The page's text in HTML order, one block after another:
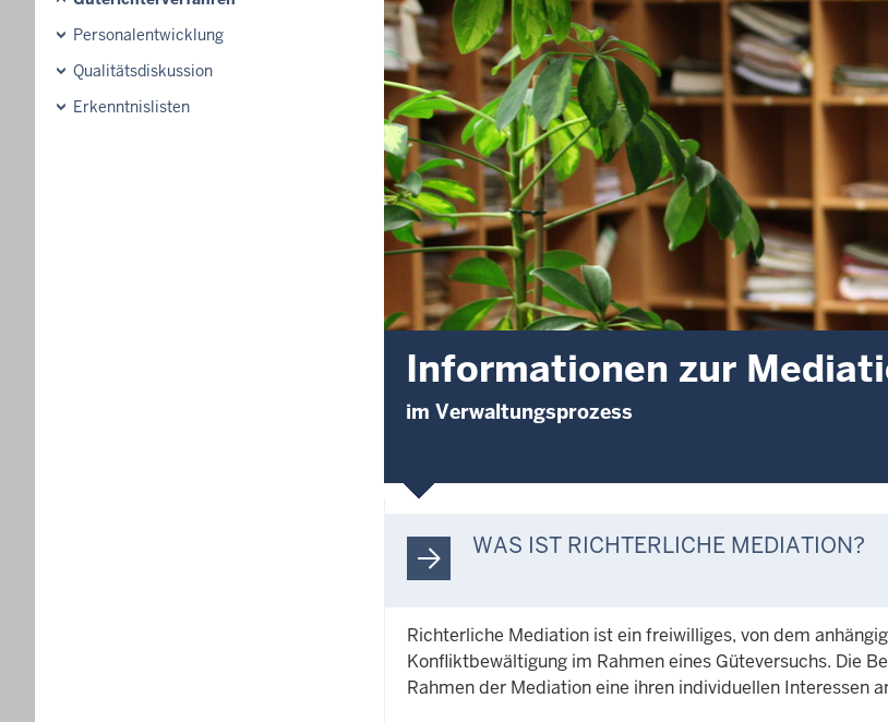
Personalentwicklung
Qualitätsdiskussion
Erkenntnislisten
Informationen zur
im Verwaltungsprozess
WAS IST RICHTERLICHE MEDIATION?
Richterliche Mediation ist ein freiwilliges, von dem
Konfliktbewältigung im Rahmen eines Güteversuchs. Die
Rahmen der Mediation eine ihren individuellen Interessen